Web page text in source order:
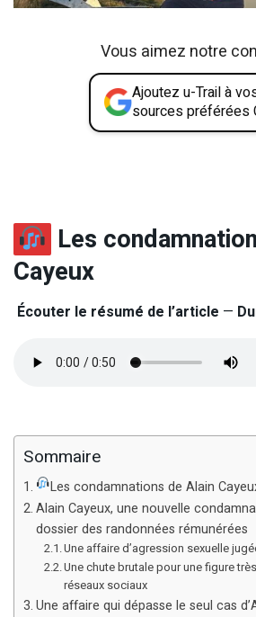
Vous aimez notre
Ajoutez u-Trail à
sources préférées
Les
Cayeux
Écouter le résumé de l’article —
Sommaire
Les condamnations de Alain
Alain Cayeux, une nouvelle
dossier des randonnées rémunérées
Une affaire d’agression sexuelle
Une chute brutale pour une figure
réseaux sociaux
Une affaire qui dépasse le seul cas